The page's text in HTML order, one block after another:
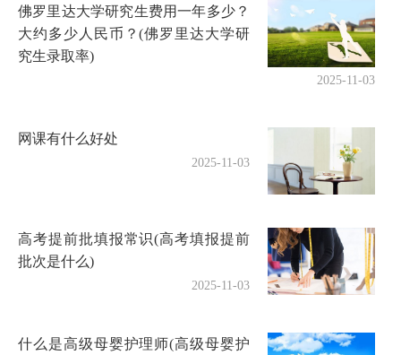
佛罗里达大学研究生费用一年多少？
大约多少人民币？(佛罗里达大学研
究生录取率)
2025-11-03
网课有什么好处
2025-11-03
高考提前批填报常识(高考填报提前
批次是什么)
2025-11-03
什么是高级母婴护理师(高级母婴护